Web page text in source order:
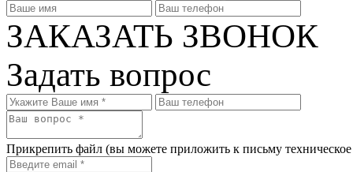
ЗАКАЗАТЬ ЗВОНОК
Задать вопрос
Прикрепить файл (вы можете приложить к письму